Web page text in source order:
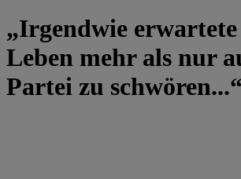
„Irgendwie
Leben mehr als nur
Partei zu schwören...“